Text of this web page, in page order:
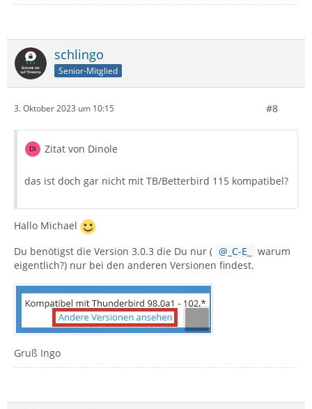
schlingo
Senior-Mitglied
3. Oktober 2023 um 10:15 #8
Zitat von Dinole
das ist doch gar nicht mit TB/Betterbird 115 kompatibel?
Hallo Michael
Du benötigst die Version 3.0.3 die Du nur (
_C-E_
warum
eigentlich?) nur bei den anderen Versionen findest.
Gruß Ingo